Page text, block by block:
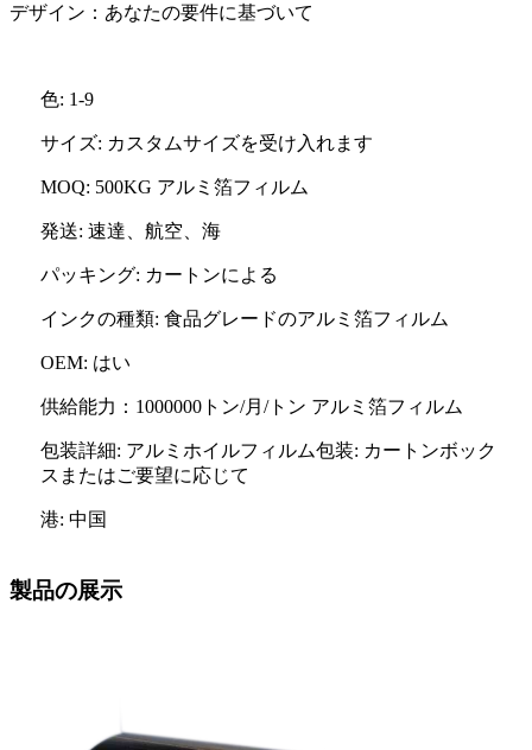
デザイン： あなたの要件に基づいて
色: 1-9
サイズ: カスタムサイズを受け入れます
MOQ: 500KG アルミ箔フィルム
発送: 速達、航空、海
パッキング: カートンによる
インクの種類: 食品グレードのアルミ箔フィルム
OEM: はい
供給能力：1000000トン/月/トン アルミ箔フィルム
包装詳細: アルミホイルフィルム包装: カートンボック
スまたはご要望に応じて
港: 中国
製品の展示